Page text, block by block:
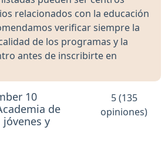
relacionados con la educación
verificar siempre la
de los programas y la
antes de inscribirte en
10
de
y
5 (135
opiniones)